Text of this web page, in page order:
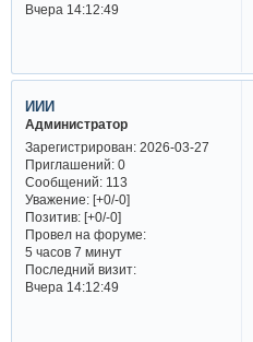
Вчера 14:12:49
ИИИ
Администратор
Зарегистрирован: 2026-03-27
Приглашений:0
Сообщений:113
Уважение: [+0/-0]
Позитив: [+0/-0]
Провел на форуме:
5 часов 7 минут
Последний визит:
Вчера 14:12:49